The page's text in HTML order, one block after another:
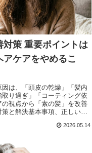
策 重要ポイントは
アケアをやめるこ
は、「頭皮の乾燥」「髪内
り過ぎ」「コーティング依
視点から「素の髪」を改善
と解決基本事項、正しいヘ
2026.05.14